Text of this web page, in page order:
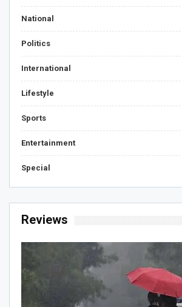
National
Politics
International
Lifestyle
Sports
Entertainment
Special
Reviews